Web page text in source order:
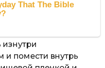
помести внутрь